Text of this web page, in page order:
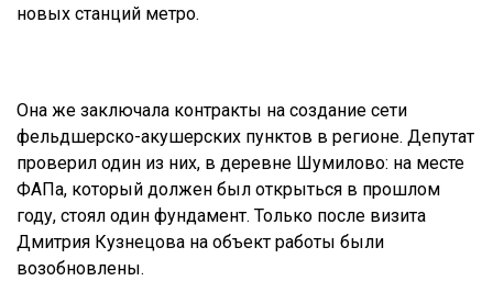
новых станций метро.
Она же заключала контракты на создание сети
фельдшерско-акушерских пунктов в регионе. Депутат
проверил один из них, в деревне Шумилово: на месте
ФАПа, который должен был открыться в прошлом
году, стоял один фундамент. Только после визита
Дмитрия Кузнецова на объект работы были
возобновлены.